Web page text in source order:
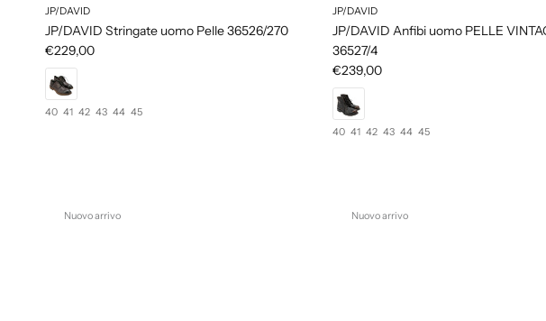
JP/DAVID
JP/DAVID Stringate uomo Pelle 36526/270
€229,00
40 41 42 43 44 45
JP/DAVID
JP/DAVID Anfibi uomo PELLE
36527/4
€239,00
40 41 42 43 44 45
Nuovo arrivo Nuovo arrivo